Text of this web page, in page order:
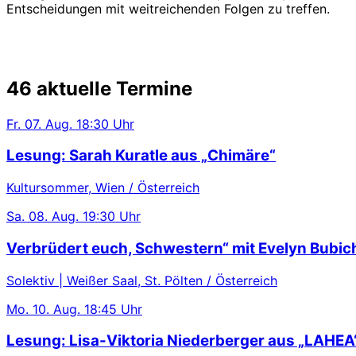
Entscheidungen mit weitreichenden Folgen zu treffen.
46 aktuelle Termine
Fr. 07. Aug. 18:30 Uhr
Lesung: Sarah Kuratle aus „Chimäre“
Kultursommer, Wien / Österreich
Sa. 08. Aug. 19:30 Uhr
Verbrüdert euch, Schwestern“ mit Evelyn
Solektiv | Weißer Saal, St. Pölten / Österreich
Mo. 10. Aug. 18:45 Uhr
Lesung: Lisa-Viktoria Niederberger aus